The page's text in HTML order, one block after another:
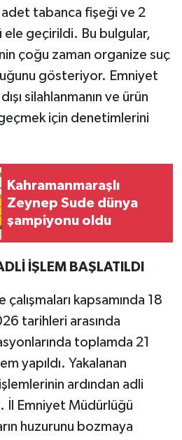
tabanca fişeği ve 2
geçirildi. Bu bulgular,
çoğu zaman organize suç
gösteriyor. Emniyet
silahlanmanın ve ürün
geçmek için denetimlerini
Kahramanmaraşlı
Zeynep Sude dünya
şampiyonu oldu
İŞLEM BAŞLATILDI
çalışmaları kapsamında 18
tarihleri arasında
toplamda 21
yapıldı. Yakalanan
ardından adli
İl Emniyet Müdürlüğü
huzurunu bozmaya